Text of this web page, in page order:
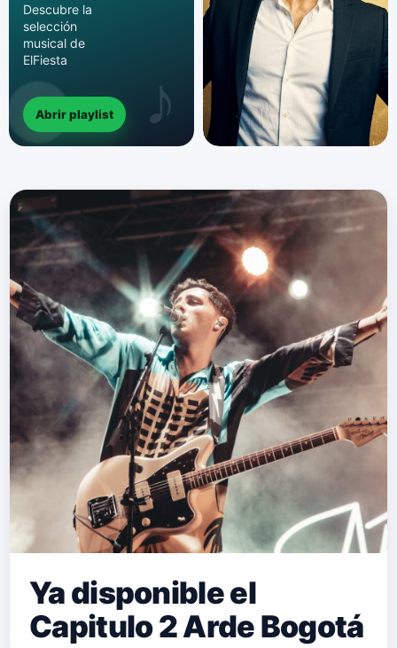
Descubre la
selección
musical de
ElFiesta
Abrir playlist
Ya disponible el
Capitulo 2 Arde Bogotá